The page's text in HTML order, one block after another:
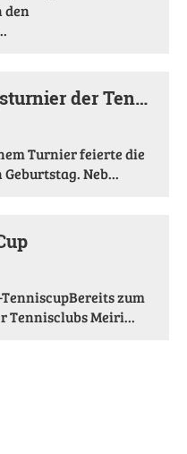
den
Bericht zu Geburtstagsturnier der Tennishalle
Turnier feierte die
Neb...
zum
Tennisclubs Meiri...